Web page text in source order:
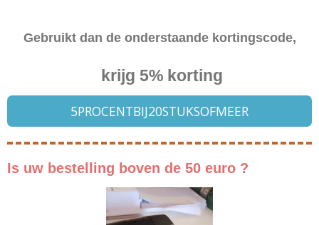
Gebruikt dan de onderstaande kortingscode,
krijg 5% korting
5PROCENTBIJ20STUKSOFMEER
Is uw bestelling boven de 50 euro ?